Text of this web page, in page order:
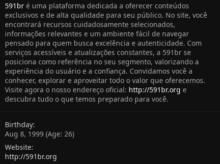
591br é uma plataforma dedicada a oferecer conteúdos
exclusivos e de alta qualidade para seu público. No site, você
encontrará recursos cuidadosamente selecionados,
informações relevantes e um ambiente fácil de navegar
pensado para quem busca excelência e autenticidade. Com
serviços acessíveis e atualizações constantes, a 591br se
posiciona como referência no seu segmento, valorizando a
experiência do usuário e a confiança. Convidamos você a
conhecer, explorar e aproveitar todo o valor que oferecemos.
Visite agora o nosso endereço oficial: http://591br.org e
descubra tudo o que temos preparado para você.
Birthday
Aug 8, 1999 (Age: 26)
Website
http://591br.org